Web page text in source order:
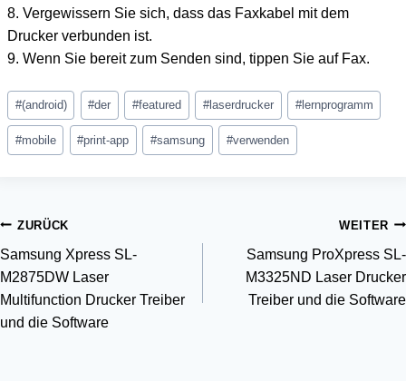
8. Vergewissern Sie sich, dass das Faxkabel mit dem
Drucker verbunden ist.
9. Wenn Sie bereit zum Senden sind, tippen Sie auf Fax.
Schlagworte:
#(android) #der #featured #laserdrucker #lernprogramm
#mobile #print-app #samsung #verwenden
Beitragsnavigation
ZURÜCK
Samsung Xpress SL-
M2875DW Laser
Multifunction Drucker Treiber
und die Software
WEITER
Samsung ProXpress SL-
M3325ND Laser Drucker
Treiber und die Software